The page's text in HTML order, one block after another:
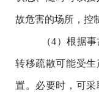
故危害的场所，控
（4）根据
转移疏散可能受
置。必要时，可采